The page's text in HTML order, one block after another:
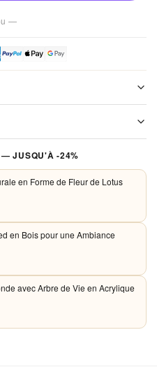
—
Aucun frais de port, jamais.
Apple Pay. Aucune donnée
— JUSQU'À -24%
en Forme de Fleur de Lotus
en Bois pour une Ambiance
avec Arbre de Vie en Acrylique